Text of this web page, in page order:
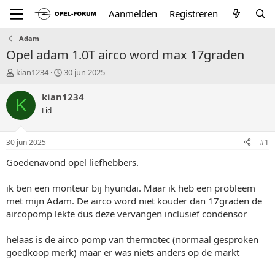
Aanmelden Registreren
Adam
Opel adam 1.0T airco word max 17graden
T
p
t
a
r
r
kian1234
S
a
u
30 jun 2025
K kian1234
Lid
30 jun 2025 #1
Goedenavond opel liefhebbers.
ik ben een monteur bij hyundai. Maar ik heb een probleem
met mijn Adam. De airco word niet kouder dan 17graden de
aircopomp lekte dus deze vervangen inclusief condensor
helaas is de airco pomp van thermotec (normaal gesproken
goedkoop merk) maar er was niets anders op de markt